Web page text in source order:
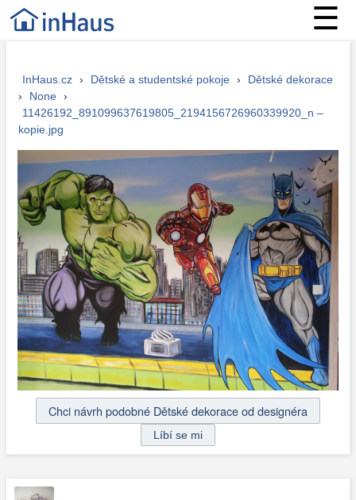
☰
InHaus.cz › Dětské a studentské pokoje ›
Dětské dekorace
›
None ›
11426192_891099637619805_2194156726960339920_n –
kopie.jpg
Chci návrh podobné Dětské dekorace od designéra